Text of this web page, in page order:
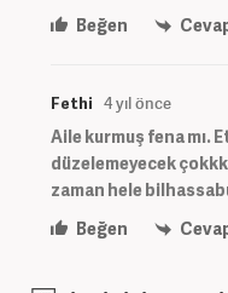
Beğen
Fethi 4 yıl önce
Aile kurmuş fena mı.
düzelemeyecek
zaman hele
Beğen